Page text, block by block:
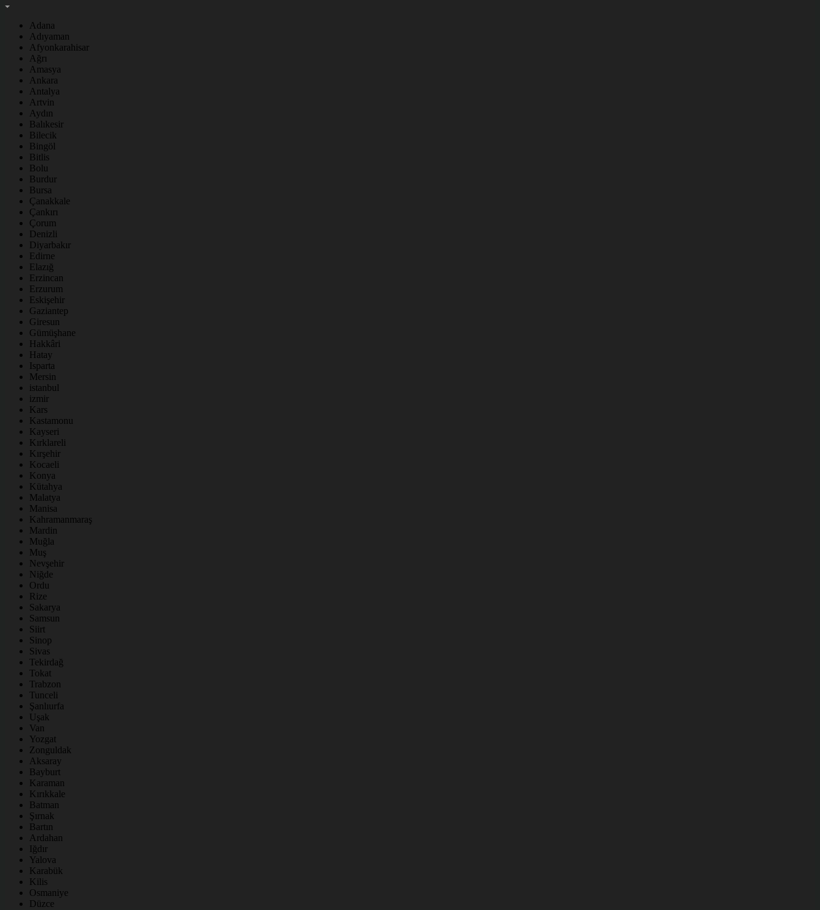
Adana
Adıyaman
Afyonkarahisar
Ağrı
Amasya
Ankara
Antalya
Artvin
Aydın
Balıkesir
Bilecik
Bingöl
Bitlis
Bolu
Burdur
Bursa
Çanakkale
Çankırı
Çorum
Denizli
Diyarbakır
Edirne
Elazığ
Erzincan
Erzurum
Eskişehir
Gaziantep
Giresun
Gümüşhane
Hakkâri
Hatay
Isparta
Mersin
istanbul
izmir
Kars
Kastamonu
Kayseri
Kırklareli
Kırşehir
Kocaeli
Konya
Kütahya
Malatya
Manisa
Kahramanmaraş
Mardin
Muğla
Muş
Nevşehir
Niğde
Ordu
Rize
Sakarya
Samsun
Siirt
Sinop
Sivas
Tekirdağ
Tokat
Trabzon
Tunceli
Şanlıurfa
Uşak
Van
Yozgat
Zonguldak
Aksaray
Bayburt
Karaman
Kırıkkale
Batman
Şırnak
Bartın
Ardahan
Iğdır
Yalova
Karabük
Kilis
Osmaniye
Düzce